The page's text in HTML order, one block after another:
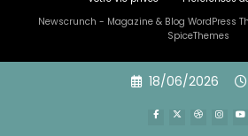
Newscrunch - Magazine & Blog WordPress
SpiceThemes
18/06/2026